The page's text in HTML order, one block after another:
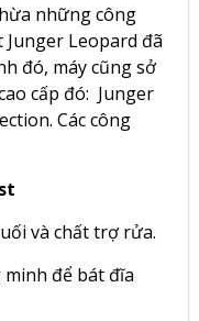
những công
Leopard đã
đó, máy cũng sở
cấp đó: Junger
Các công
và chất trợ rửa.
để bát đĩa